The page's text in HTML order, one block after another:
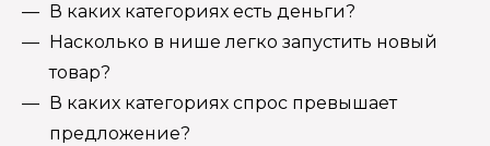
В каких категориях есть деньги?
Насколько в нише легко запустить новый
товар?
В каких категориях спрос превышает
предложение?